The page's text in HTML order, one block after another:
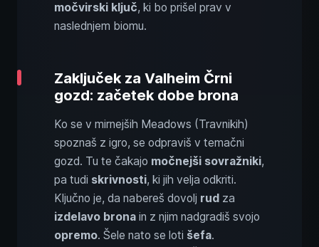
močvirski ključ, ki bo prišel prav v
naslednjem biomu.
Zaključek za Valheim Črni
gozd: začetek dobe brona
Ko se v mirnejših Meadows (Travnikih)
spoznaš z igro, se odpraviš v temačni
gozd. Tu te čakajo močnejši sovražniki,
pa tudi skrivnosti, ki jih velja odkriti.
Ključno je, da nabereš dovolj rud za
izdelavo brona in z njim nadgradiš svojo
opremo. Šele nato se loti šefa.